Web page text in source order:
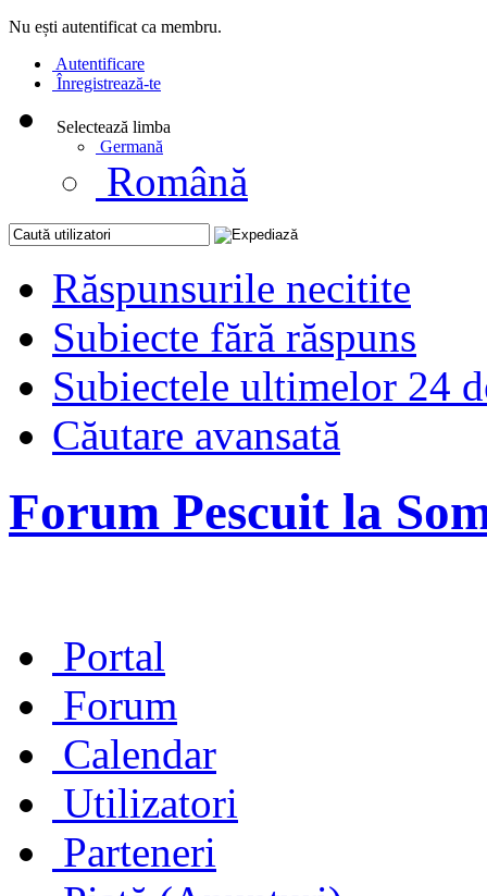
Nu ești autentificat ca membru.
Autentificare
Înregistrează-te
Selectează limba
Germană
Română
Răspunsurile necitite
Subiecte fără răspuns
Subiectele ultimelor 24
Căutare avansată
Forum Pescuit la
Portal
Forum
Calendar
Utilizatori
Parteneri